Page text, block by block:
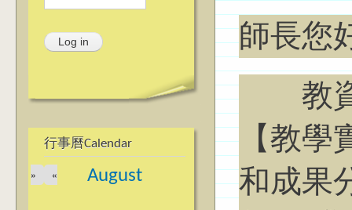
行事曆Calendar
August
«
»
師長您
教資
【教
和成果